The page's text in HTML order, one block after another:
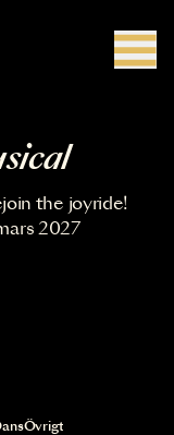
the joyride!
2027
Övrigt